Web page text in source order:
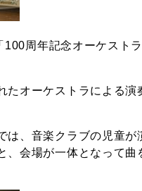
周年記念オーケストラ
たオーケストラによる演
は、音楽クラブの児童が
、会場が一体となって曲